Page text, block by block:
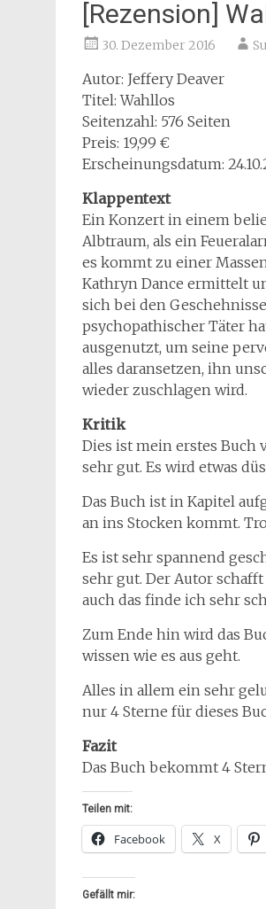
[Rezension]
30. Dezember 2016
Autor: Jeffery Deaver
Titel: Wahllos
Seitenzahl: 576 Seiten
Preis: 19,99 €
Erscheinungsdatum:
Klappentext
Ein Konzert in einem
Albtraum, als ein
es kommt zu einer
Kathryn Dance ermittelt
sich bei den
psychopathischer Täter
ausgenutzt, um seine
alles daransetzen, ihn
wieder zuschlagen wird.
Kritik
Dies ist mein erstes Buch
sehr gut. Es wird etwas
Das Buch ist in Kapitel
an ins Stocken kommt.
Es ist sehr spannend
sehr gut. Der Autor
auch das finde ich sehr
Zum Ende hin wird das
wissen wie es aus geht.
Alles in allem ein sehr
nur 4 Sterne für dieses
Fazit
Das Buch bekommt 4
Teilen mit:
Facebook X
Gefällt mir: